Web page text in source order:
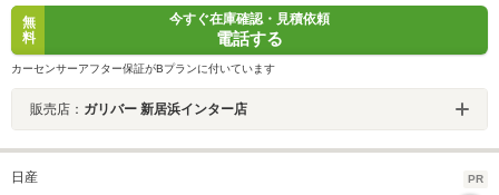
無
料
今すぐ在庫確認・見積依頼
電話する
カーセンサーアフター保証がBプランに付いています
販売店： ガリバー 新居浜インター店
日産 PR